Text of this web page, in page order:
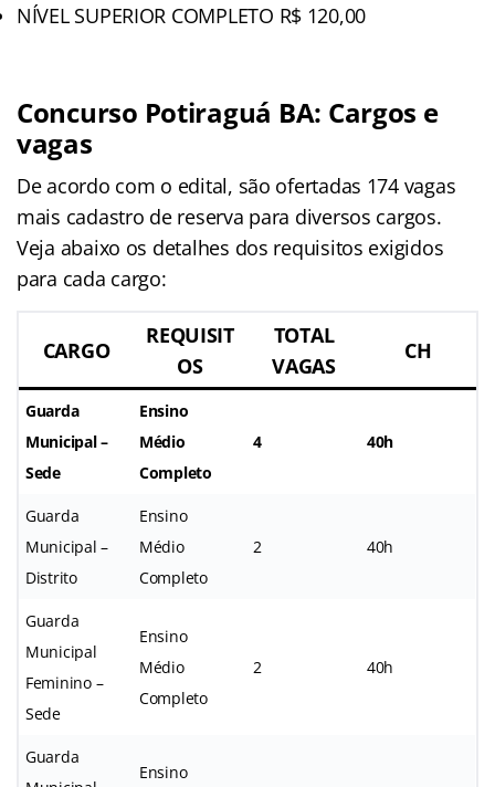
NÍVEL SUPERIOR COMPLETO R$ 120,00
Concurso Potiraguá BA: Cargos e
vagas
De acordo com o edital, são ofertadas 174 vagas
mais cadastro de reserva para diversos cargos.
Veja abaixo os detalhes dos requisitos exigidos
para cada cargo:
CARGO
REQUISIT
OS
TOTAL
VAGAS
CH
Guarda
Municipal –
Sede
Ensino
Médio
Completo
4 40h
Guarda
Municipal –
Distrito
Ensino
Médio
Completo
2 40h
Guarda
Municipal
Feminino –
Sede
Ensino
Médio
Completo
2 40h
Guarda
Ensino